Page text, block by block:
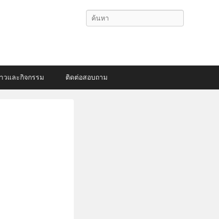
Search
วและกิจกรรม ติดต่อสอบถาม